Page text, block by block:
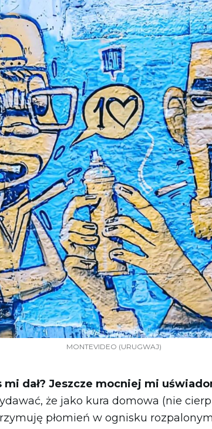
MONTEVIDEO (URUGWAJ)
dał? Jeszcze mocniej mi
że jako kura domowa (nie
płomień w ognisku